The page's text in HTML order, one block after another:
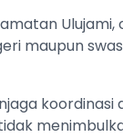
Ulujami,
maupun
koordinasi